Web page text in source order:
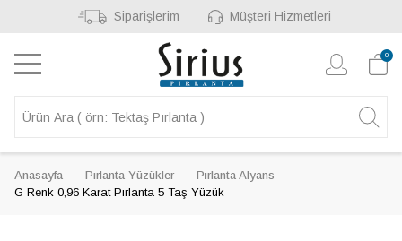
Siparişlerim Müşteri Hizmetleri
0
Anasayfa Pırlanta Yüzükler
Pırlanta Alyans
G Renk 0,96 Karat Pırlanta 5 Taş Yüzük